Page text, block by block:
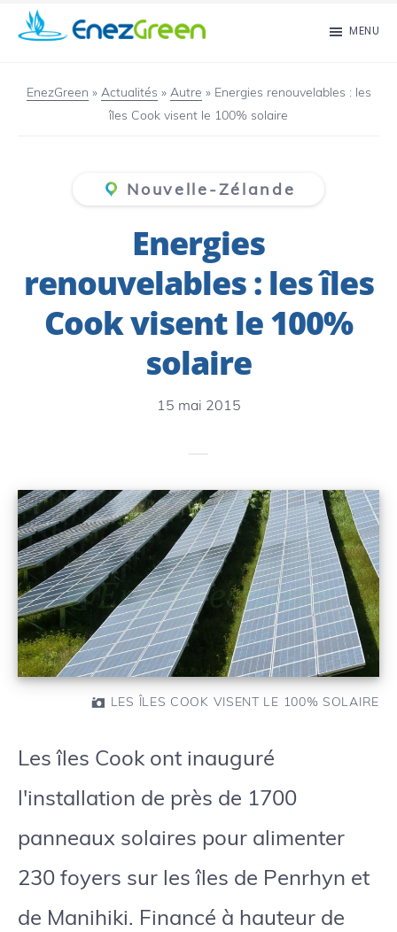
Passer
au
principal
islands
MENU
EnezGreen » Actualités » Autre » Energies renouvelables : les
îles Cook visent le 100% solaire
Nouvelle-Zélande
Energies
renouvelables : les îles
Cook visent le 100%
solaire
15 mai 2015
LES ÎLES COOK VISENT LE 100% SOLAIRE
Les îles Cook ont inauguré
l'installation de près de 1700
panneaux solaires pour alimenter
230 foyers sur les îles de Penrhyn et
de Manihiki. Financé à hauteur de